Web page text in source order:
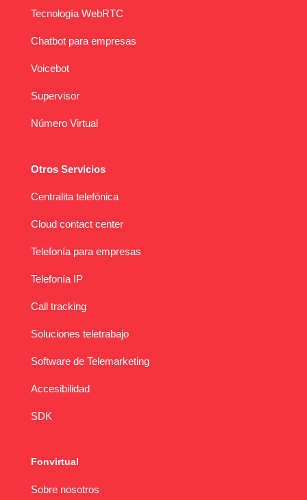
Tecnología WebRTC
Chatbot para empresas
Voicebot
Supervisor
Número Virtual
Otros Servicios
Centralita telefónica
Cloud contact center
Telefonía para empresas
Telefonía IP
Call tracking
Soluciones teletrabajo
Software de Telemarketing
Accesibilidad
SDK
Fonvirtual
Sobre nosotros